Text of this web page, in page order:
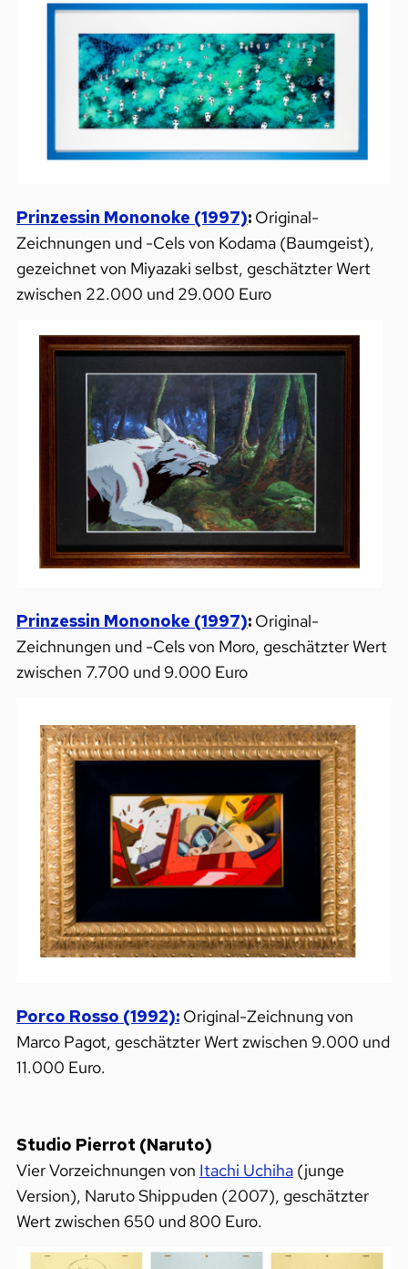
Prinzessin Mononoke (1997):Original-
Zeichnungen und -Cels von Kodama (Baumgeist),
gezeichnet von Miyazaki selbst, geschätzter Wert
zwischen 22.000 und 29.000 Euro
Prinzessin Mononoke (1997): Original-
Zeichnungen und -Cels von Moro, geschätzter Wert
zwischen 7.700 und 9.000 Euro
Porco Rosso (1992):Original-Zeichnung von
Marco Pagot, geschätzter Wert zwischen 9.000 und
11.000 Euro.
Studio Pierrot (Naruto)
Vier Vorzeichnungen von Itachi Uchiha(junge
Version), Naruto Shippuden (2007), geschätzter
Wert zwischen 650 und 800 Euro.